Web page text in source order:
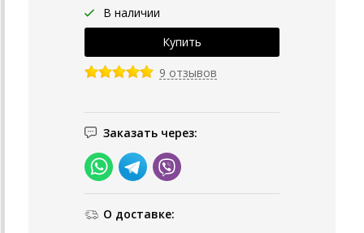
В наличии
9 отзывов
Заказать через:
О доставке: